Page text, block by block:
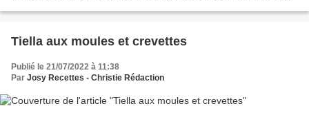
Tiella aux moules et crevettes
Publié le 21/07/2022 à 11:38
Par Josy Recettes - Christie Rédaction